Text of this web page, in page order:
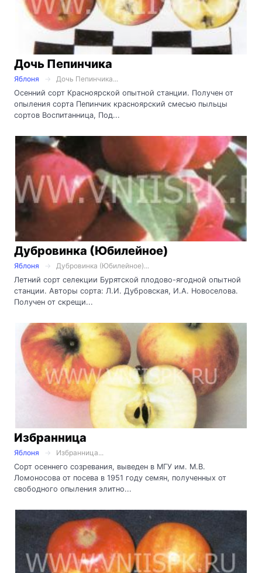
Дочь Пепинчика
Яблоня
Дочь Пепинчика...
Осенний сорт Красноярской опытной станции. Получен от
опыления сорта Пепинчик красноярский смесью пыльцы
сортов Воспитанница, Под...
Дубровинка (Юбилейное)
Яблоня
Дубровинка (Юбилейное)...
Летний сорт селекции Бурятской плодово-ягодной опытной
станции. Авторы сорта: Л.И. Дубровская, И.А. Новоселова.
Получен от скрещи...
Избранница
Яблоня
Избранница...
Сорт осеннего созревания, выведен в МГУ им. М.В.
Ломоносова от посева в 1951 году семян, полученных от
свободного опыления элитно...